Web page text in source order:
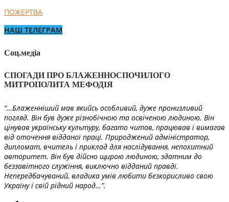
ПОЖЕРТВА
НАШ ТЕЛЕГРАМ
Соц.медіа
СПОГАДИ ПРО БЛАЖЕННОСПОЧИЛОГО
МИТРОПОЛИТА МЕФОДІЯ
“…Блаженніший мав якийсь особливий, дуже пронизливий
погляд. Він був дуже різнобічною та освіченою людиною. Він
цінував українську культуру, багато читав, працював і вимагав
від оточення відданої праці. Природжений адміністратор,
дипломат, вчитель і приклад для наслідування, непохитний
авторитет. Він був дійсно щирою людиною, здатним до
беззавітного служіння, виключно відданий правді.
Непередбачуваний, владика умів любити безкорисливо свою
Україну і свій рідний народ…”.